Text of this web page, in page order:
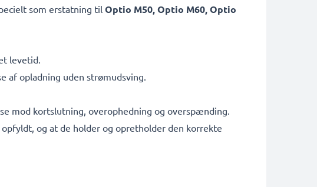
som erstatning tilOptio M50, Optio M60, Optio
levetid.
af opladning uden strømudsving.
mod kortslutning, overophedning og overspænding.
og at de holder og opretholder den korrekte